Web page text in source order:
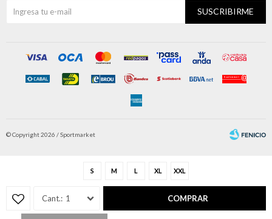
S M L XL XXL
1 COMPRAR
SUSCRIBIRME
© Copyright 2026 / Sportmarket